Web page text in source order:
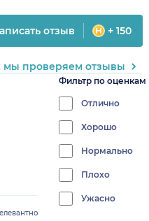
Фильтр по оценкам
Отлично
Хорошо
Нормально
Плохо
Ужасно
отзыв + 150
мы проверяем отзывы